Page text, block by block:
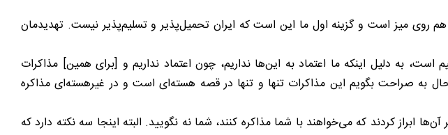
روی میز است و گزینه اول ما این است که ایران تحمیل‌پذیر و تسلیم‌پذیر نیست. تهدیدمان
به دلیل اینکه ما اعتماد به این‌ها نداریم، چون اعتماد نداریم و [برای همین] مذاکرات
به صراحت بگویم این مذاکرات تنها و تنها در قصه هسته‌ای است و در غیرهسته‌ای مذاکره
ابراز کردند که می‌خواهند با شما مذاکره کنند، شما نه نگویید. البته اینجا سه نکته دارد که